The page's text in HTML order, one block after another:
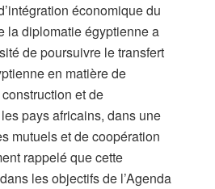
économique du
la diplomatie égyptienne a
de poursuivre le transfert
en matière de
et de
pays africains, dans une
mutuels et de coopération
rappelé que cette
les objectifs de l’Agenda